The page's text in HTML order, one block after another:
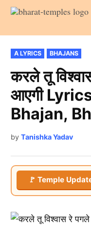
Skip
content
POSTED
IN
A LYRICS BHAJANS
करले तू
आएगी
Bhajan,
by Tanishka Yadav
🚩 Temple